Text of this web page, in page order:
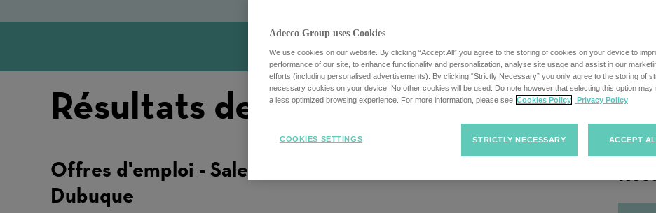
Résultats de recherche
Offres d'emploi - Sales -
Dubuque
Adecco Group uses Cookies
We use cookies on our website. By clicking “Accept All” you agree to the storing of cookies on your device to
performance of our site, to enhance functionality and personalization, analyse site usage and assist in our
efforts (including personalised advertisements). By clicking “Strictly Necessary” you only agree to the storing of
necessary cookies on your device. No other cookies will be used. Do note however that selecting this option may
a less optimized browsing experience. For more information, please see Cookies Policy Privacy Policy
STRICTLY NECESSARY ACCEPT
COOKIES SETTINGS